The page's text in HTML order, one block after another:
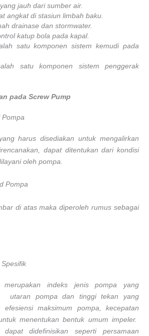
jauh dari sumber air.
angkat di stasiun limbah baku.
drainase dan stormwater.
katup bola pada kapal.
satu komponen sistem kemudi pada
satu komponen sistem penggerak
pada Screw Pump
Pompa
harus disediakan untuk mengalirkan
dapat ditentukan dari kondisi
oleh pompa.
Pompa
di atas maka diperoleh rumus sebagai
merupakan indeks jenis pompa yang
utaran pompa dan tinggi tekan yang
maksimum pompa, kecepatan
menentukan bentuk umum impeler.
dapat didefinisikan seperti persamaan